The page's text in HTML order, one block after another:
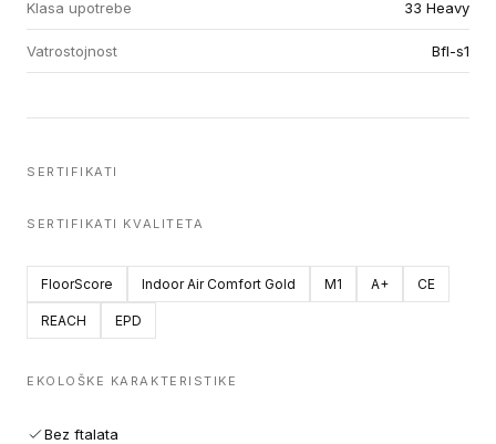
Klasa upotrebe 33 Heavy
Vatrostojnost Bfl-s1
SERTIFIKATI
SERTIFIKATI KVALITETA
FloorScore Indoor Air Comfort Gold M1 A+ CE
REACH EPD
EKOLOŠKE KARAKTERISTIKE
Bez ftalata